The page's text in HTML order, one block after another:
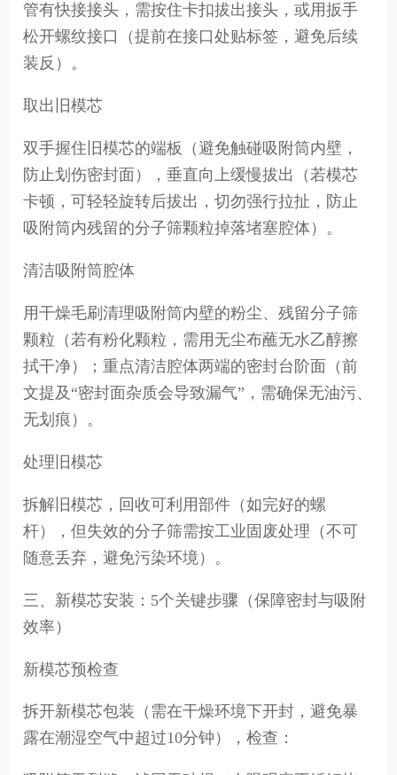
管有快接接头，需按住卡扣拔出接头，或用扳手
松开螺纹接口（提前在接口处贴标签，避免后续
装反）。
取出旧模芯
双手握住旧模芯的端板（避免触碰吸附筒内壁，
防止划伤密封面），垂直向上缓慢拔出（若模芯
卡顿，可轻轻旋转后拔出，切勿强行拉扯，防止
吸附筒内残留的分子筛颗粒掉落堵塞腔体）。
清洁吸附筒腔体
用干燥毛刷清理吸附筒内壁的粉尘、残留分子筛
颗粒（若有粉化颗粒，需用无尘布蘸无水乙醇擦
拭干净）；重点清洁腔体两端的密封台阶面（前
文提及“密封面杂质会导致漏气”，需确保无油污、
无划痕）。
处理旧模芯
拆解旧模芯，回收可利用部件（如完好的螺
杆），但失效的分子筛需按工业固废处理（不可
随意丢弃，避免污染环境）。
三、新模芯安装：5个关键步骤（保障密封与吸附
效率）
新模芯预检查
拆开新模芯包装（需在干燥环境下开封，避免暴
露在潮湿空气中超过10分钟），检查：